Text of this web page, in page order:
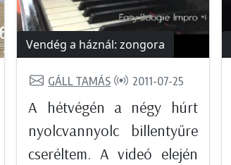
Vendég a háznál: zongora
GÁLL TAMÁS 2011-07-25
A hétvégén a négy húrt
nyolcvannyolc billentyűre
cseréltem. A videó elején